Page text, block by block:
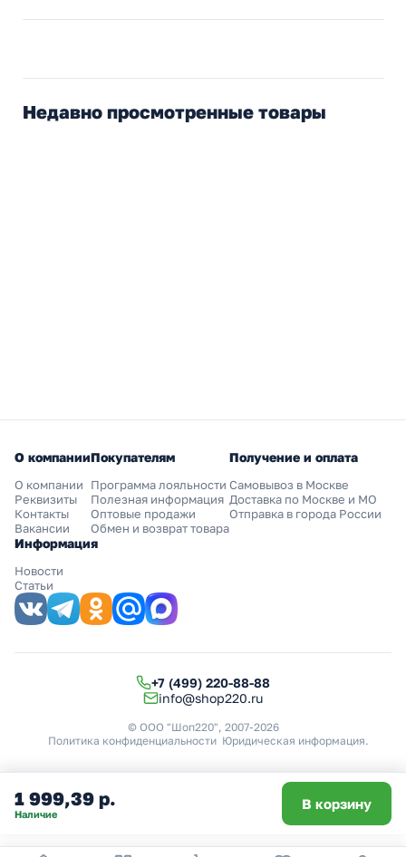
Недавно просмотренные товары
1 999,39 р.
Наличие
В корзину
О компании
О компании
Реквизиты
Контакты
Вакансии
Покупателям
Программа лояльности
Полезная информация
Оптовые продажи
Обмен и возврат товара
Получение и оплата
Самовывоз в Москве
Доставка по Москве и МО
Отправка в города России
Информация
Новости
Статьи
+7 (499) 220-88-88
info@shop220.ru
© ООО "Шоп220", 2007-2026
Политика конфиденциальности Юридическая информация.